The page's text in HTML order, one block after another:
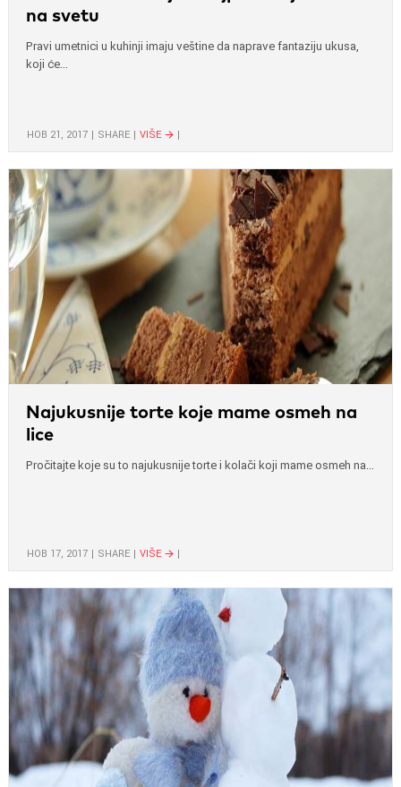
na svetu
Pravi umetnici u kuhinji imaju veštine da naprave fantaziju ukusa,
koji će...
НОВ 21, 2017 SHARE VIŠE
Najukusnije torte koje mame osmeh na
lice
Pročitajte koje su to najukusnije torte i kolači koji mame osmeh na...
НОВ 17, 2017 SHARE VIŠE